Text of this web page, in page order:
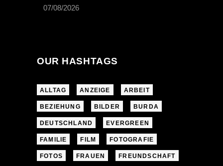
07/08/2026
OUR HASHTAGS
ALLTAG ANZEIGE ARBEIT
BEZIEHUNG BILDER BURDA
DEUTSCHLAND EVERGREEN
FAMILIE FILM FOTOGRAFIE
FOTOS FRAUEN FREUNDSCHAFT